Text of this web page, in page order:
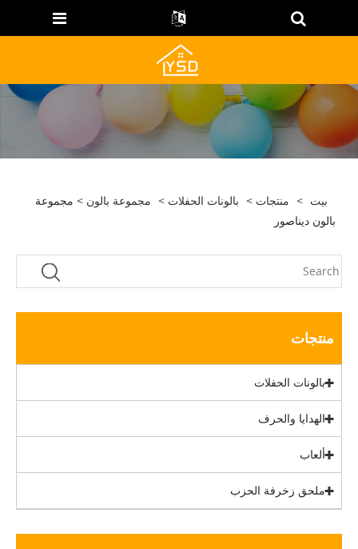
بيت > منتجات > بالونات الحفلات > مجموعة بالون > مجموعة
بالون ديناصور
منتجات
بالونات الحفلات
الهدايا والحرف
ألعاب
ملحق زخرفة الحزب